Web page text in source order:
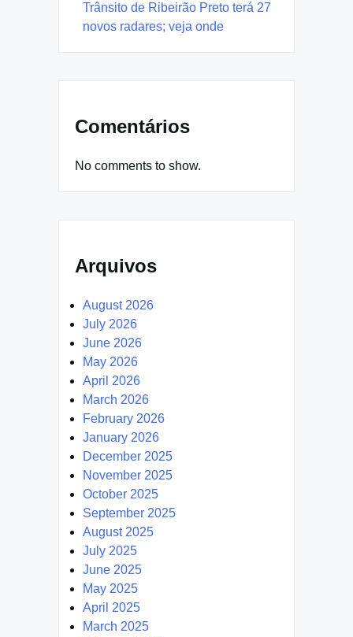
Trânsito de Ribeirão Preto terá 27
novos radares; veja onde
Comentários
No comments to show.
Arquivos
August 2026
July 2026
June 2026
May 2026
April 2026
March 2026
February 2026
January 2026
December 2025
November 2025
October 2025
September 2025
August 2025
July 2025
June 2025
May 2025
April 2025
March 2025